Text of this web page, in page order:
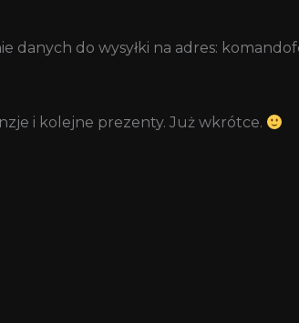
danych do wysyłki na adres:
i kolejne prezenty. Już wkrótce.